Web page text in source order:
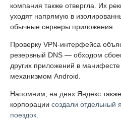
компания также отвергла. Их
уходят напрямую в
обычные серверы приложения.
Проверку VPN-интерфейса
резервный DNS — обходом
других приложений в
механизмом Android.
Напомним, на днях Яндекс также
корпорации создали отдельный
поездок.